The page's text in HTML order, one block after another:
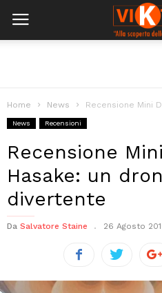
Home News Recensione Mini
News Recensioni
Recensione
Hasake: un
divertente
Da Salvatore Staine 26 Agosto